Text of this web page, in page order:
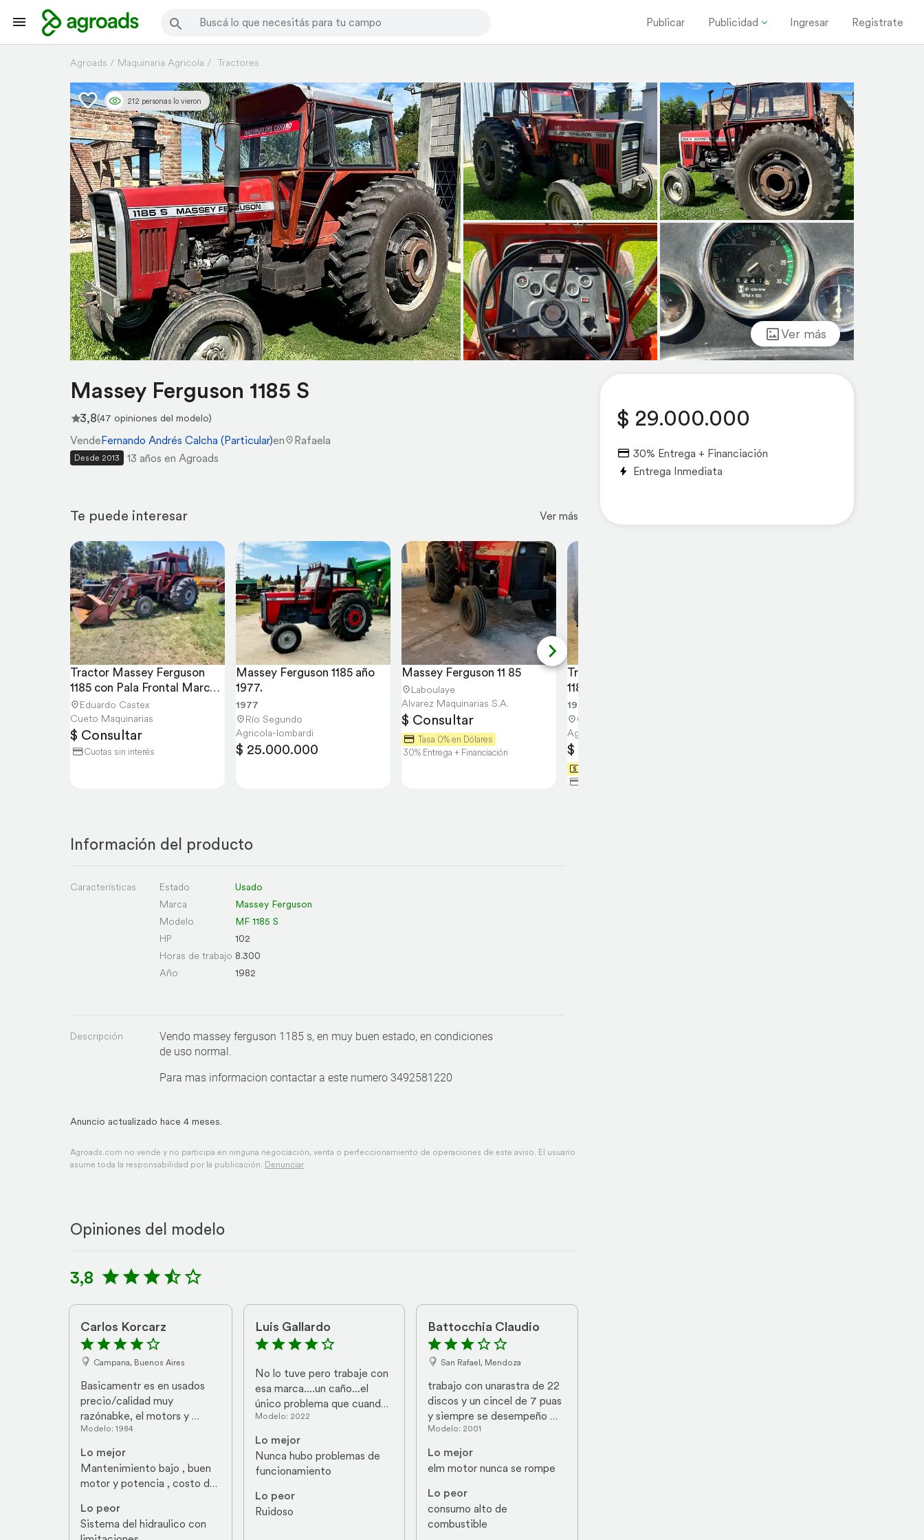
Publicar Publicidad Ingresar Registrate
Agroads Maquinaria Agricola Tractores
Ver más
212 personas lo vieron
Massey Ferguson 1185 S
3,8(47 opiniones del modelo)
VendeFernando Andrés Calcha (Particular)en Rafaela
Desde 2013 13 años en Agroads
Te puede interesar Ver más
Tractor Massey Ferguson
1185 con Pala Frontal Marca
Sitec
Eduardo Castex
Cueto Maquinarias
$ Consultar
Cuotas sin interés
Massey Ferguson 1185 año
1977.
1977
Río Segundo
Agricola-lombardi
$ 25.000.000
Massey Ferguson 11 85
Laboulaye
Alvarez Maquinarias S.A.
$ Consultar
Tasa 0% en Dólares
30% Entrega + Financiación
Tractor Massey Ferguson
1185
1985
Cañada de Gómez
Agro-car
$ Consultar
Información del producto
Características Estado
Usado
Marca
Massey Ferguson
Modelo
MF 1185 S
HP
102
Horas de trabajo 8.300
Año
1982
Descripción
Vendo massey ferguson 1185 s, en muy buen estado, en condiciones
de uso normal.
Para mas informacion contactar a este numero 3492581220
Anuncio actualizado hace 4 meses.
Agroads.com no vende y no participa en ninguna negociación, venta o perfeccionamiento de operaciones de este aviso. El usuario
asume toda la responsabilidad por la publicación. Denunciar
Opiniones del modelo
3,8
Carlos Korcarz
Campana, Buenos Aires
Basicamentr es en usados
precio/calidad muy
razónabke, el motors y
mecanica se la banca , único
defecto quedó con un
sistema hidráulico con
limitaciones de potencia
Modelo: 1984
Lo mejor
Mantenimiento bajo , buen
motor y potencia , costo de
Cukauwir mecánico te lo
acomoda
Lo peor
Sistema del hidraulico con
Luis Gallardo
No lo tuve pero trabaje con
esa marca....un caño...el
único problema que cuando
andabas muchas
horas...bajabas
sordo...tenías que usar una
sordina, después un lujo
Modelo: 2022
Lo mejor
Nunca hubo problemas de
funcionamiento
Lo peor
Ruidoso
Battocchia Claudio
San Rafael, Mendoza
trabajo con unarastra de 22
discos y un cincel de 7 puas
y siempre se desempeño
muy bien, fuerza, potencia
de sobre para esos trabajos
Modelo: 2001
Lo mejor
elm motor nunca se rompe
Lo peor
consumo alto de
combustible
$ 29.000.000
30% Entrega + Financiación
Entrega Inmediata